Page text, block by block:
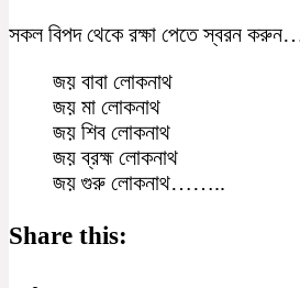
সকল বিপদ থেকে রক্ষা পেতে স্বরন
জয় বাবা লোকনাথ
জয় মা লোকনাথ
জয় শিব লোকনাথ
জয় ব্রহ্ম লোকনাথ
জয় গুরু লোকনাথ……..
Share this: